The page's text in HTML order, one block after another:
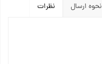
نحوه ارسال نظرات